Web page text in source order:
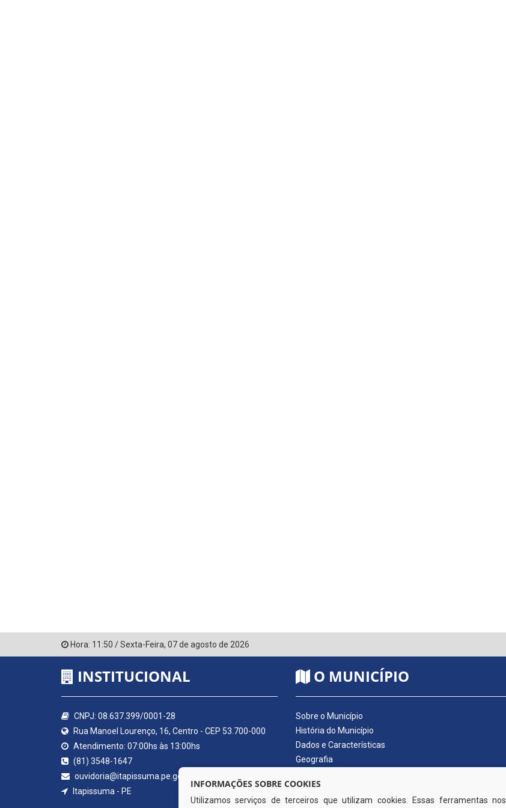
Hora: 11:50 /Sexta-Feira, 07 de agosto de 2026
INSTITUCIONAL
CNPJ: 08.637.399/0001-28
Rua Manoel Lourenço, 16, Centro - CEP 53.700-000
Atendimento: 07:00hs às 13:00hs
(81) 3548-1647
ouvidoria@itapissuma.pe.gov.br
Itapissuma - PE
O MUNICÍPIO
Sobre o Município
História do Município
Dados e Características
Geografia
Símbolos do Município
Hino do Município
INFORMAÇÕES SOBRE COOKIES
Utilizamos serviços de terceiros que utilizam cookies. Essas ferramentas nos